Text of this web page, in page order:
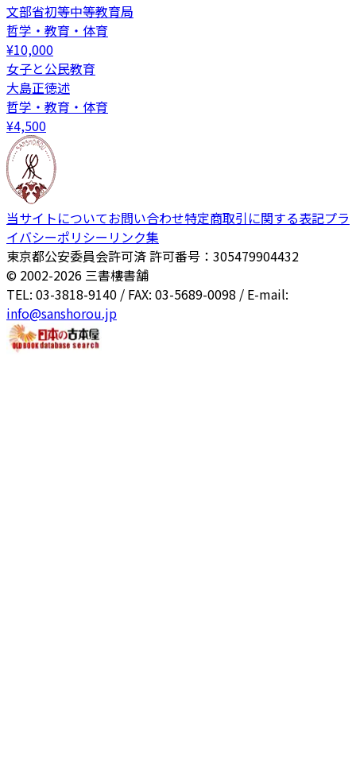
文部省初等中等教育局
哲学・教育・体育
¥10,000
女子と公民教育
大島正徳述
哲学・教育・体育
¥4,500
当サイトについてお問い合わせ特定商取引に関する表記プラ
イバシーポリシー リンク集
東京都公安委員会許可済 許可番号：305479904432
© 2002-2026 三書樓書舗
TEL: 03-3818-9140 / FAX: 03-5689-0098 / E-mail:
info@sanshorou.jp